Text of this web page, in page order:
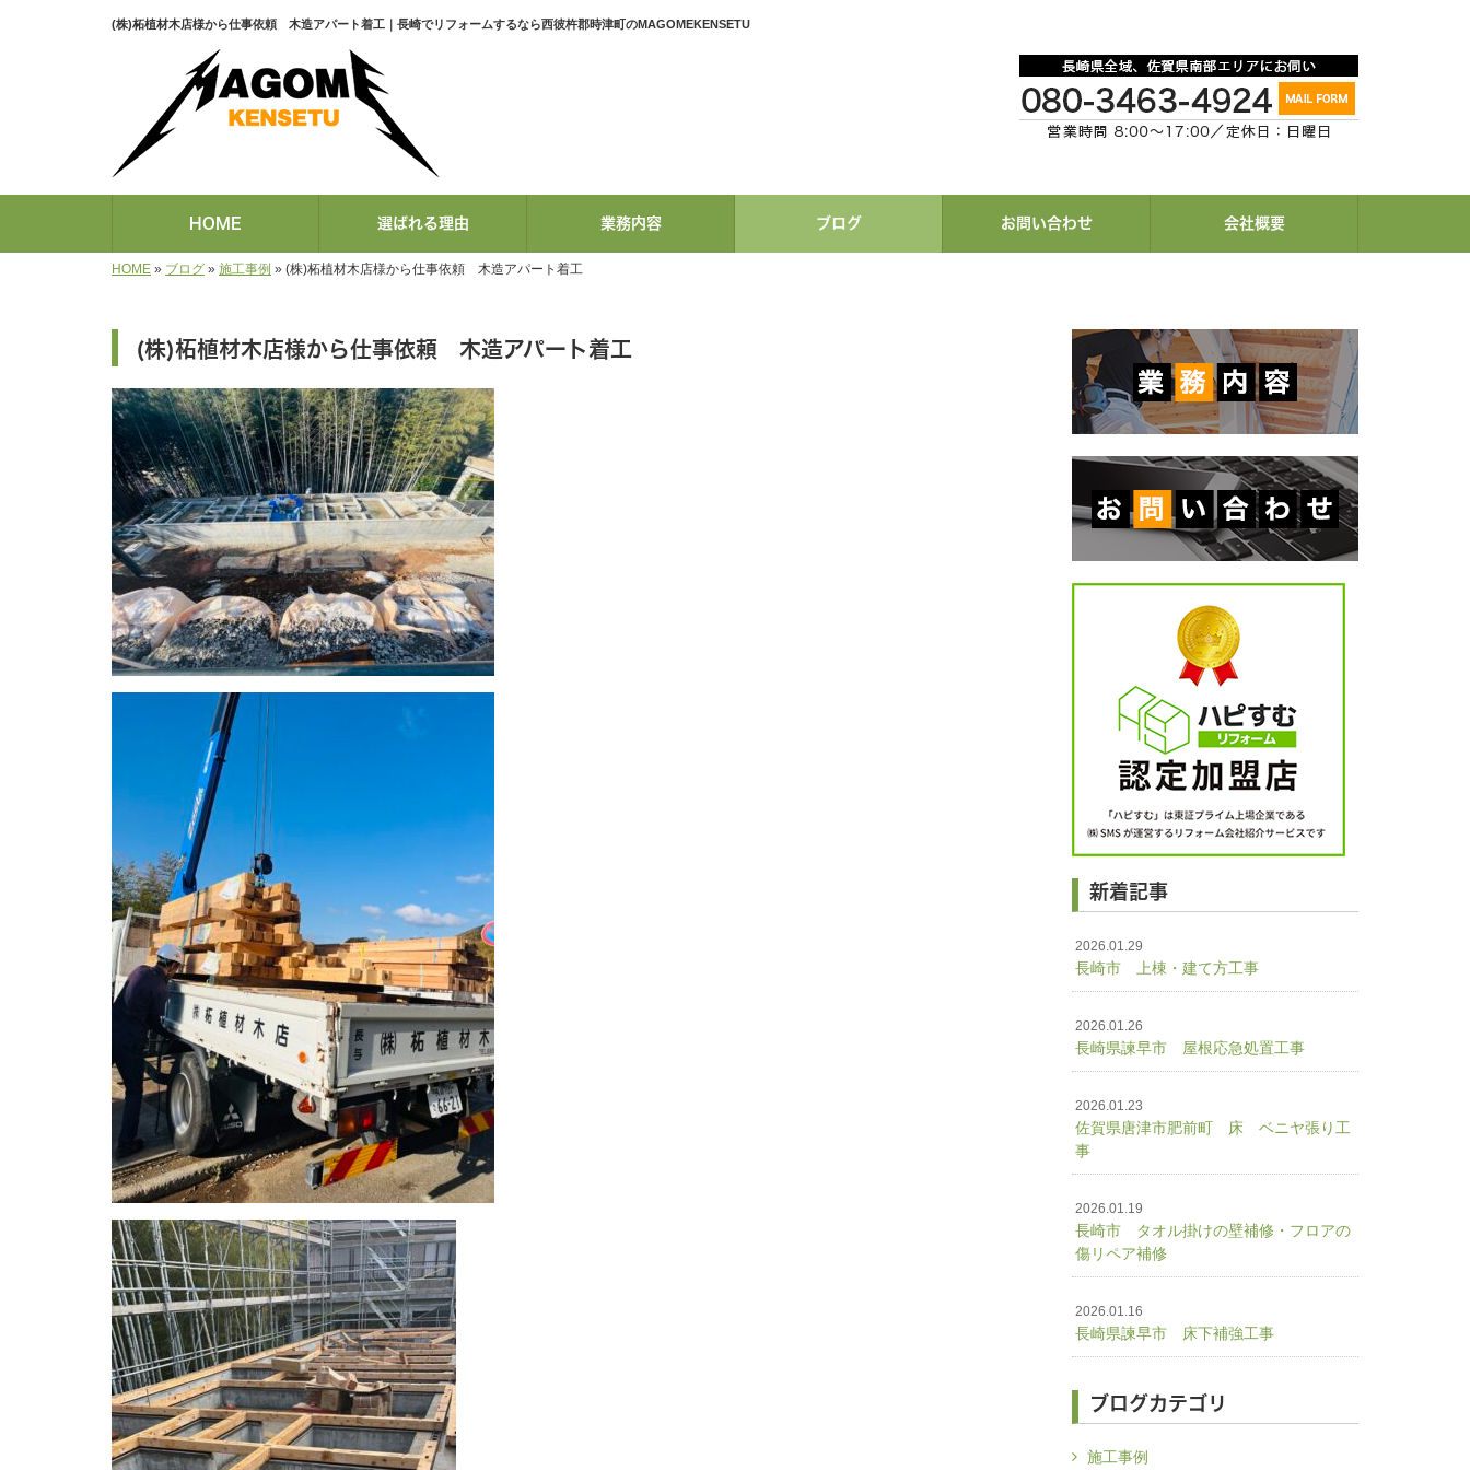
(株)柘植材木店様から仕事依頼 木造アパート着工｜長崎でリフォームするなら西彼杵郡時津町のMAGOMEKENSETU
HOME 選ばれる理由 業務内容 ブログ お問い合わせ 会社概要
HOME » ブログ » 施工事例 » (株)柘植材木店様から仕事依頼 木造アパート着工
(株)柘植材木店様から仕事依頼 木造アパート着工
新着記事
2026.01.29
長崎市 上棟・建て方工事
2026.01.26
長崎県諫早市 屋根応急処置工事
2026.01.23
佐賀県唐津市肥前町 床 ベニヤ張り工
事
2026.01.19
長崎市 タオル掛けの壁補修・フロアの
傷リペア補修
2026.01.16
長崎県諫早市 床下補強工事
ブログカテゴリ
施工事例